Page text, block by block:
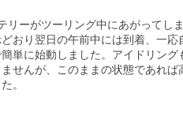
リーがツーリング中にあがってし
おり翌日の午前中には到着、一
単に始動しました。アイドリン
せんが、このままの状態であれば
。